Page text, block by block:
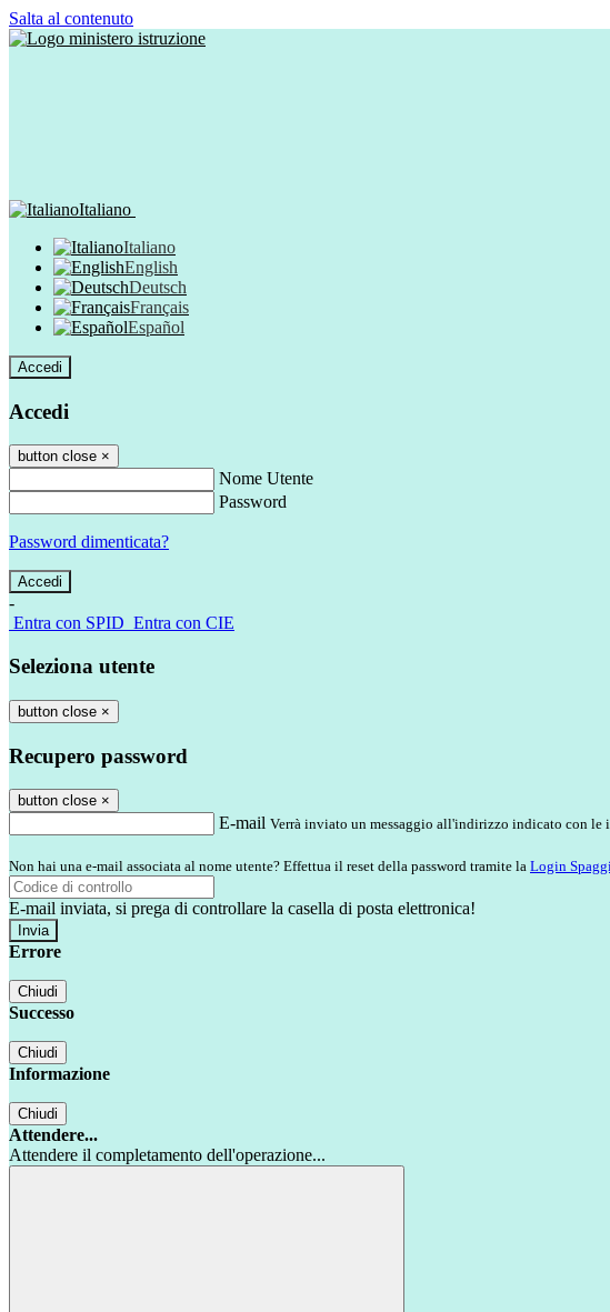
Salta al contenuto
Italiano
Italiano
English
Deutsch
Français
Español
Accedi
Accedi
button close ×
Nome Utente
Password
Password dimenticata?
-
Entra con SPID Entra con CIE
Seleziona utente
button close ×
Recupero password
button close ×
E-mail Verrà inviato un messaggio all'indirizzo indicato con le
Non hai una e-mail associata al nome utente? Effettua il reset della password tramite la Login
E-mail inviata, si prega di controllare la casella di posta elettronica!
Errore
Chiudi
Successo
Chiudi
Informazione
Chiudi
Attendere...
Attendere il completamento dell'operazione...